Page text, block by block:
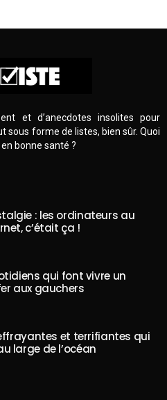
et d’anecdotes insolites pour
sous forme de listes, bien sûr. Quoi
bonne santé ?
: les ordinateurs au
c’était ça !
qui font vivre un
aux gauchers
et terrifiantes qui
large de l’océan